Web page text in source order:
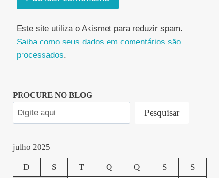
Este site utiliza o Akismet para reduzir spam.
Saiba como seus dados em comentários são
processados.
PROCURE NO BLOG
Pesquisar
julho 2025
D S T Q Q S S